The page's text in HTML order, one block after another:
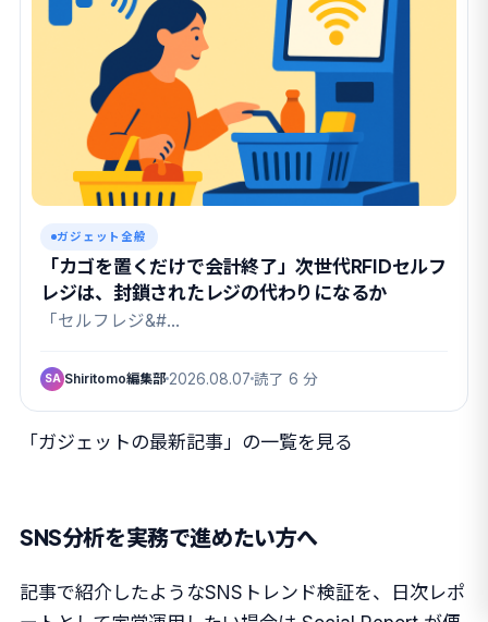
ガジェット全般
「カゴを置くだけで会計終了」次世代RFIDセルフ
レジは、封鎖されたレジの代わりになるか
「セルフレジ&#…
SA Shiritomo編集部 2026.08.07 読了 6 分
「ガジェットの最新記事」の一覧を見る
SNS分析を実務で進めたい方へ
記事で紹介したようなSNSトレンド検証を、日次レポ